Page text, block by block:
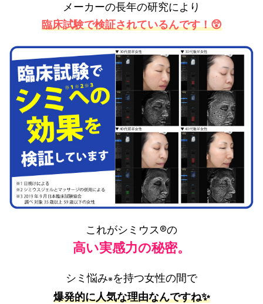
メーカーの長年の研究により
臨床試験で検証されているんです！😲
これがシミウス®の
高い実感力の秘密。
シミ悩み※を持つ女性の間で
爆発的に人気な理由なんですね✨